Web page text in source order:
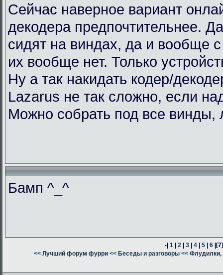
Сейчас наверное вариант
декодера предпочтительнее.
сидят на виндах, да и вообще с
их вообще нет. Только
Ну а так накидать кодер/
Lazarus не так сложно, если
Можно собрать под все винды,
Бамп ^_^
-|1 |2 |3 |4 |5 |6 |
<< Лучший форум фурри << Беседы и разговоры << Флудилки,